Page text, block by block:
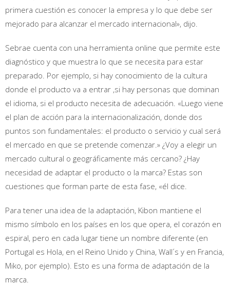
primera cuestión es conocer la empresa y lo que debe ser
mejorado para alcanzar el mercado internacional», dijo.
Sebrae cuenta con una herramienta online que permite este
diagnóstico y que muestra lo que se necesita para estar
preparado. Por ejemplo, si hay conocimiento de la cultura
donde el producto va a entrar ,si hay personas que dominan
el idioma, si el producto necesita de adecuación. «Luego viene
el plan de acción para la internacionalización, donde dos
puntos son fundamentales: el producto o servicio y cual será
el mercado en que se pretende comenzar.» ¿Voy a elegir un
mercado cultural o geográficamente más cercano? ¿Hay
necesidad de adaptar el producto o la marca? Estas son
cuestiones que forman parte de esta fase, «él dice.
Para tener una idea de la adaptación, Kibon mantiene el
mismo símbolo en los países en los que opera, el corazón en
espiral, pero en cada lugar tiene un nombre diferente (en
Portugal es Hola, en el Reino Unido y China, Wall´s y en Francia,
Miko, por ejemplo). Esto es una forma de adaptación de la
marca.